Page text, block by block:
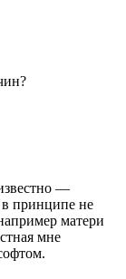
—
принципе не
матери
мне